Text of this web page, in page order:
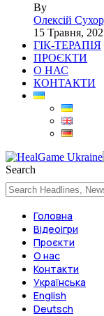
By
Олексій
15 Травня,
ГІК-ТЕРАПІЯ
ПРОЄКТИ
О НАС
КОНТАКТИ
Search
Головна
Відеоігри
Проєкти
О нас
Контакти
Українська
English
Deutsch